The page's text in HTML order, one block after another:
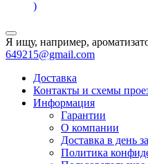
)
Я ищу, например,
649215@gmail.com
Доставка
Контакты и схемы
Информация
Гарантии
О компании
Доставка в день
Политика